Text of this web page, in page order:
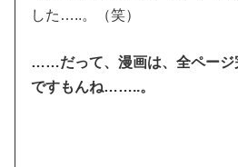
した…..。（笑）
……だって、漫画は、全ページ
ですもんね……..。